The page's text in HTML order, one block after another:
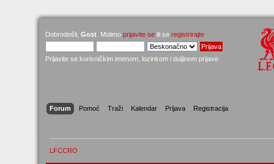
Dobrodošli, Gost . Molimo prijavite se ili se registrirajte
Prijavite se korisničkim imenom, lozinkom i duljinom prijave
Forum Pomoć Traži Kalendar Prijava Registracija
LFCCRO